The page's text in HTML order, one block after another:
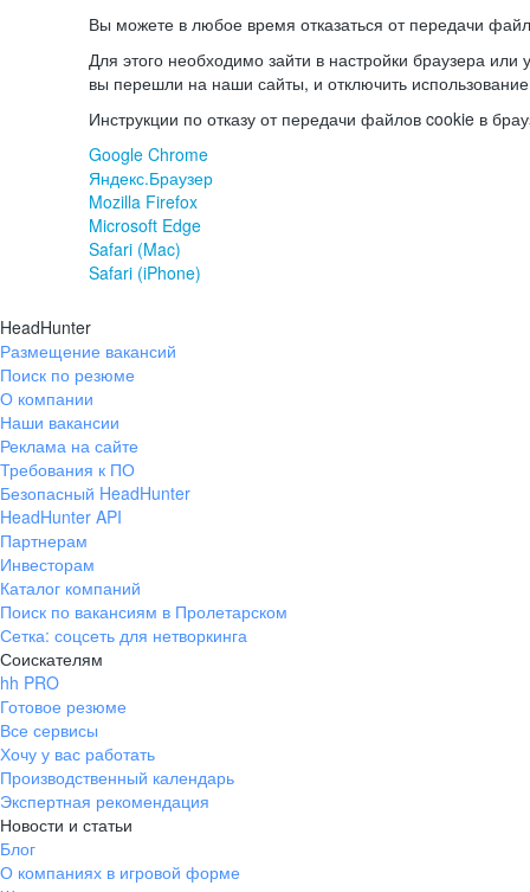
Вы можете в любое время отказаться от передачи
Для этого необходимо зайти в настройки браузера или
вы перешли на наши сайты, и отключить
Инструкции по отказу от передачи файлов cookie в
Google Chrome
Яндекс.Браузер
Mozilla Firefox
Microsoft Edge
Safari (Mac)
Safari (iPhone)
HeadHunter
Размещение вакансий
Поиск по резюме
О компании
Наши вакансии
Реклама на сайте
Требования к ПО
Безопасный HeadHunter
HeadHunter API
Партнерам
Инвесторам
Каталог компаний
Поиск по вакансиям в Пролетарском
Сетка: соцсеть для нетворкинга
Соискателям
hh PRO
Готовое резюме
Все сервисы
Хочу у вас работать
Производственный календарь
Экспертная рекомендация
Новости и статьи
Блог
О компаниях в игровой форме